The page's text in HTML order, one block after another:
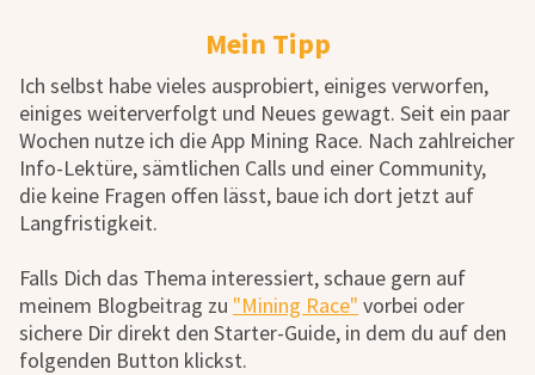
Mein Tipp
Ich selbst habe vieles ausprobiert, einiges verworfen,
einiges weiterverfolgt und Neues gewagt. Seit ein paar
Wochen nutze ich die App Mining Race. Nach zahlreicher
Info-Lektüre, sämtlichen Calls und einer Community,
die keine Fragen offen lässt, baue ich dort jetzt auf
Langfristigkeit.
Falls Dich das Thema interessiert, schaue gern auf
meinem Blogbeitrag zu "Mining Race" vorbei oder
sichere Dir direkt den Starter-Guide, in dem du auf den
folgenden Button klickst.